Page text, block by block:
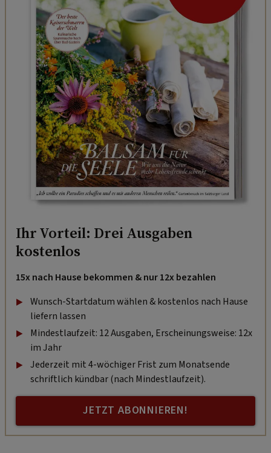
Ihr Vorteil: Drei Ausgaben
kostenlos
15x nach Hause bekommen & nur 12x bezahlen
Wunsch-Startdatum wählen & kostenlos nach Hause
liefern lassen
Mindestlaufzeit: 12 Ausgaben, Erscheinungsweise: 12x
im Jahr
Jederzeit mit 4-wöchiger Frist zum Monatsende
schriftlich kündbar (nach Mindestlaufzeit).
JETZT ABONNIEREN!